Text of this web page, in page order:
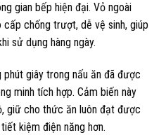
gian bếp hiện đại. Vỏ ngoài
chống trượt, dễ vệ sinh, giúp
sử dụng hàng ngày.
giây trong nấu ăn đã được
minh tích hợp. Cảm biến này
giữ cho thức ăn luôn đạt được
kiệm điện năng hơn.